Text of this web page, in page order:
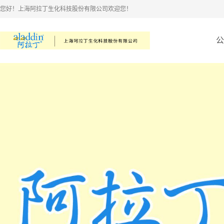
您好！上海阿拉丁生化科技股份有限公司欢迎您！